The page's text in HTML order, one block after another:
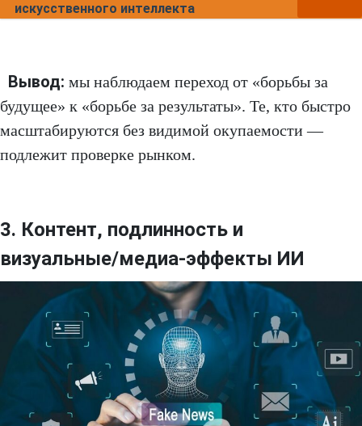
искусственного интеллекта
Вывод: мы наблюдаем переход от «борьбы за
будущее» к «борьбе за результаты». Те, кто быстро
масштабируются без видимой окупаемости —
подлежит проверке рынком.
3. Контент, подлинность и
визуальные/медиа-эффекты ИИ